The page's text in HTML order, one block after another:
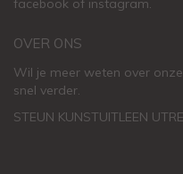
facebook of instagram.
OVER ONS
Wil je meer weten over
snel verder.
STEUN KUNSTUITLEEN